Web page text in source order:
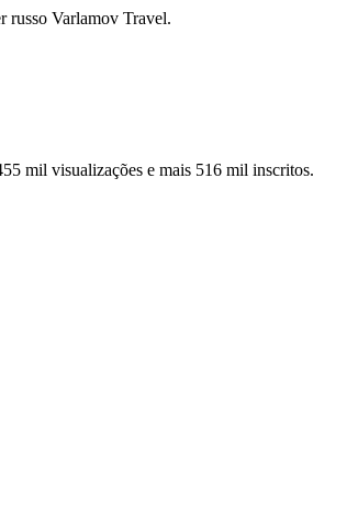
russo Varlamov Travel.
mil visualizações e mais 516 mil inscritos.